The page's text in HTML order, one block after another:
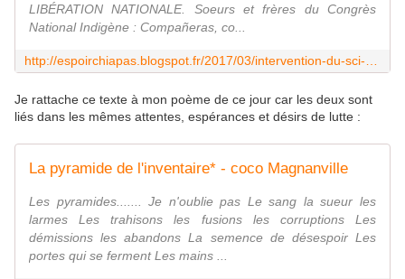
LIBÉRATION NATIONALE. Soeurs et frères du Congrès
National Indigène : Compañeras, co...
Je rattache ce texte à mon poème de ce jour car les deux sont
liés dans les mêmes attentes, espérances et désirs de lutte :
La pyramide de l'inventaire* - coco Magnanville
Les pyramides....... Je n'oublie pas Le sang la sueur les
larmes Les trahisons les fusions les corruptions Les
démissions les abandons La semence de désespoir Les
portes qui se ferment Les mains ...